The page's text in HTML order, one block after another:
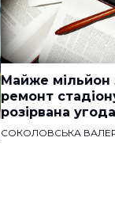
Майже мільйон
ремонт
розірвана
СОКОЛОВСЬКА